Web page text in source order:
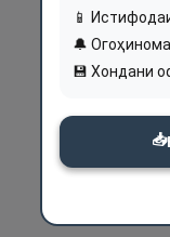
📱
🔔
💾 Хондани
📥